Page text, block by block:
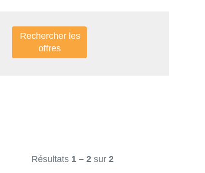
Résultats 1 – 2 sur 2